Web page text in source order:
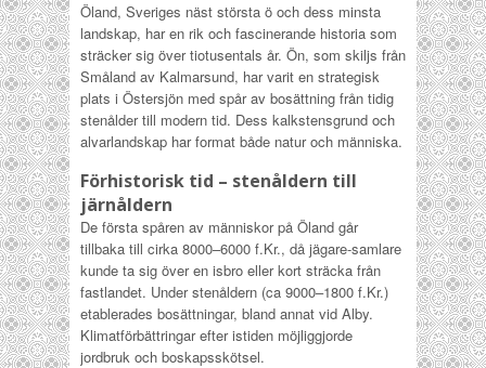
Öland, Sveriges näst största ö och dess minsta
landskap, har en rik och fascinerande historia som
sträcker sig över tiotusentals år. Ön, som skiljs från
Småland av Kalmarsund, har varit en strategisk
plats i Östersjön med spår av bosättning från tidig
stenålder till modern tid. Dess kalkstensgrund och
alvarlandskap har format både natur och människa.
Förhistorisk tid – stenåldern till
järnåldern
De första spåren av människor på Öland går
tillbaka till cirka 8000–6000 f.Kr., då jägare-samlare
kunde ta sig över en isbro eller kort sträcka från
fastlandet. Under stenåldern (ca 9000–1800 f.Kr.)
etablerades bosättningar, bland annat vid Alby.
Klimatförbättringar efter istiden möjliggjorde
jordbruk och boskapsskötsel.